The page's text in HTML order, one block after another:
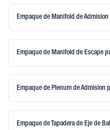
Empaque de Manifold de Admision
Empaque de Manifold de Escape
Empaque de Plenum de Admision
Empaque de Tapadera de Eje de